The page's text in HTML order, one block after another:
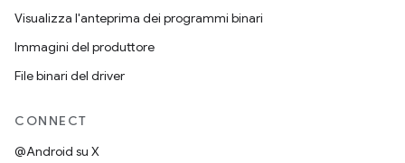
Visualizza l'anteprima dei programmi binari
Immagini del produttore
File binari del driver
CONNECT
@Android su X